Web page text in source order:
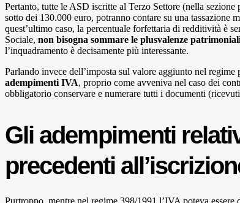
Pertanto, tutte le ASD iscritte al Terzo Settore (nella
sotto dei 130.000 euro, potranno contare su una
quest’ultimo caso, la percentuale forfettaria di redditività è
Sociale, non bisogna sommare le plusvalenze
l’inquadramento è decisamente più interessante.
Parlando invece dell’imposta sul valore aggiunto nel
adempimenti IVA, proprio come avveniva nel caso dei
obbligatorio conservare e numerare tutti i documenti
Gli adempimenti
precedenti
Purtroppo, mentre nel regime 398/1991 l’IVA poteva